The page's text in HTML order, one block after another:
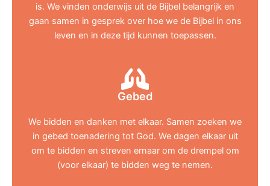
is. We vinden onderwijs uit de Bijbel belangrijk en
gaan samen in gesprek over hoe we de Bijbel in ons
leven en in deze tijd kunnen toepassen.
Gebed
We bidden en danken met elkaar. Samen zoeken we
in gebed toenadering tot God. We dagen elkaar uit
om te bidden en streven ernaar om de drempel om
(voor elkaar) te bidden weg te nemen.